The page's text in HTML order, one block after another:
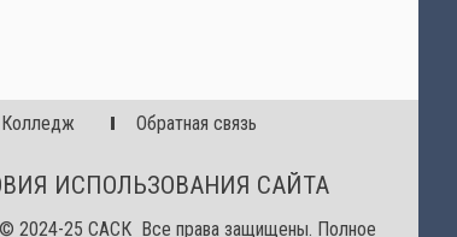
Колледж Обратная связь
ИСПОЛЬЗОВАНИЯ САЙТА
2024-25 САСК Все права защищены. Полное